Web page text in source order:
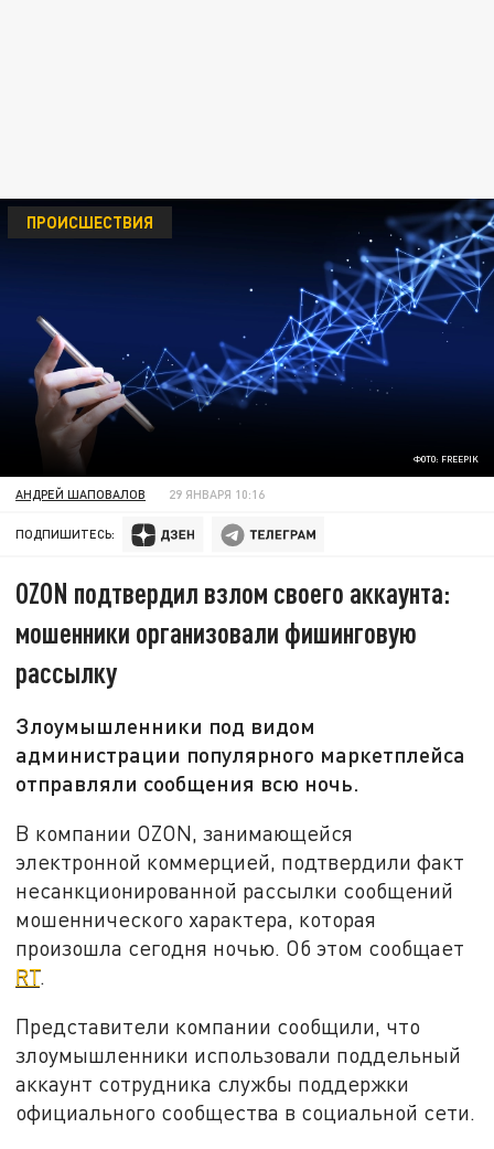
ФОТО: FREEPIK
ПРОИСШЕСТВИЯ
АНДРЕЙ ШАПОВАЛОВ 29 ЯНВАРЯ 10:16
ПОДПИШИТЕСЬ:
OZON подтвердил взлом своего аккаунта:
мошенники организовали фишинговую
рассылку
Злоумышленники под видом
администрации популярного маркетплейса
отправляли сообщения всю ночь.
В компании OZON, занимающейся
электронной коммерцией, подтвердили факт
несанкционированной рассылки сообщений
мошеннического характера, которая
произошла сегодня ночью. Об этом сообщает
RT.
Представители компании сообщили, что
злоумышленники использовали поддельный
аккаунт сотрудника службы поддержки
официального сообщества в социальной сети.